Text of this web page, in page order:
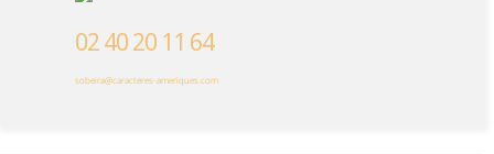
02 40 20 11 64
sobeira@caracteres-ameriques.com